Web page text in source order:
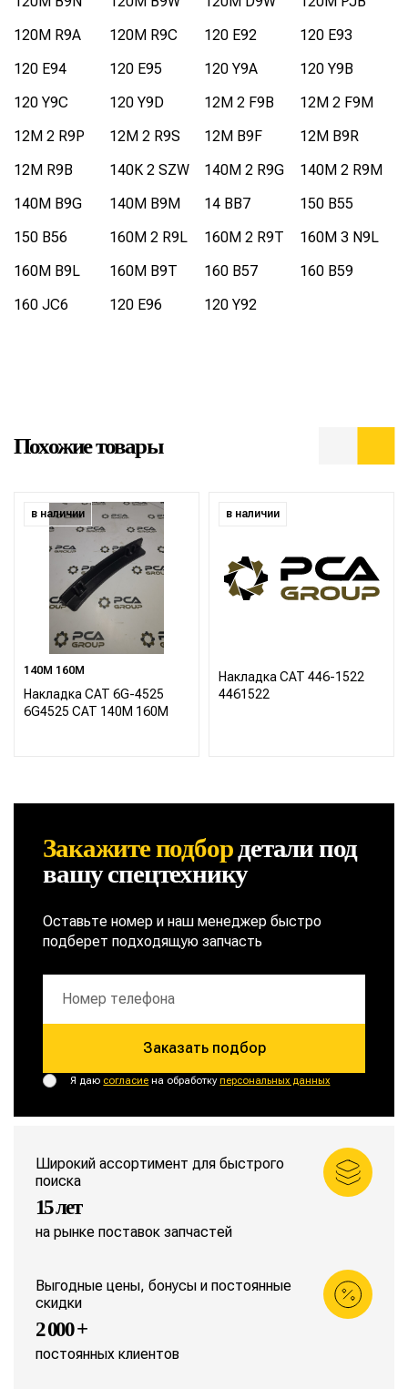
120M R9A
120M R9C 120 E92
120 E93
120 E94
120 E95 120 Y9A
120 Y9B
120 Y9C
120 Y9D 12M 2 F9B
12M 2 F9M
12M 2 R9P
12M 2 R9S 12M B9F
12M B9R
12M R9B
140K 2 SZW 140M 2 R9G
140M 2 R9M
140M B9G
140M B9M 14 BB7
150 B55
150 B56
160M 2 R9L 160M 2 R9T
160M 3 N9L
160M B9L
160M B9T 160 B57
160 B59
160 JC6
120 E96 120 Y92
Похожие товары
в наличии
140M 160M
Накладка CAT 6G-4525
6G4525 CAT 140M 160M
в наличии
Накладка CAT 446-1522
4461522
Закажите подбордеталипод
вашу спецтехнику
Оставьте номер и наш менеджер быстро
подберет подходящую запчасть
Заказать подбор
Я даю согласие на обработкуперсональных данных
Широкий ассортимент для быстрого
поиска
15 лет
на рынке поставок запчастей
Выгодные цены, бонусы и постоянные
скидки
2 000 +
постоянных клиентов